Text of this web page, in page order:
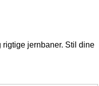
rigtige jernbaner. Stil dine